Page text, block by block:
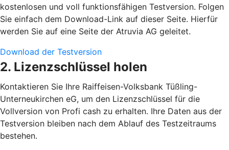
kostenlosen und voll funktionsfähigen Testversion. Folgen
Sie einfach dem Download-Link auf dieser Seite. Hierfür
werden Sie auf eine Seite der Atruvia AG geleitet.
Download der Testversion
2. Lizenzschlüssel holen
Kontaktieren Sie Ihre Raiffeisen-Volksbank Tüßling-
Unterneukirchen eG, um den Lizenzschlüssel für die
Vollversion von Profi cash zu erhalten. Ihre Daten aus der
Testversion bleiben nach dem Ablauf des Testzeitraums
bestehen.